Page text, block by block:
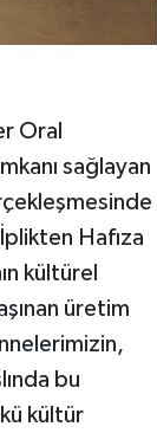
Oral
sağlayan
Hafıza
kültürel
üretim
bu
kültür